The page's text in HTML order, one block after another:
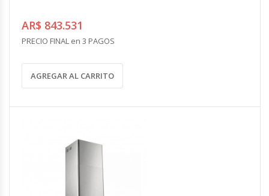
AR$ 843.531
PRECIO FINAL en 3 PAGOS
AGREGAR AL CARRITO